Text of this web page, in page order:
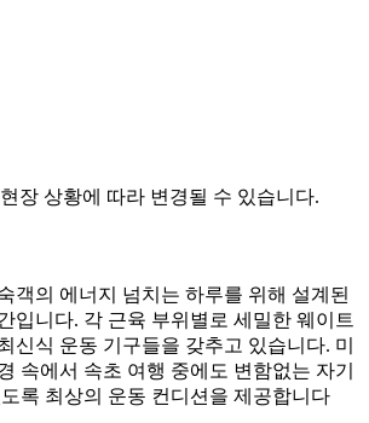
장 상황에 따라 변경될 수 있습니다.
객의 에너지 넘치는 하루를 위해 설계된
입니다. 각 근육 부위별로 세밀한 웨이트
신식 운동 기구들을 갖추고 있습니다. 미
속에서 속초 여행 중에도 변함없는 자기
록 최상의 운동 컨디션을 제공합니다